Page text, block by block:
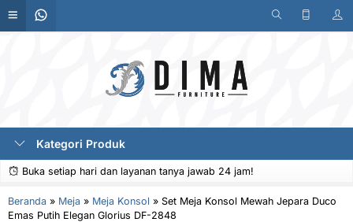
Kategori Produk
Buka setiap hari dan layanan tanya jawab 24 jam!
Beranda » Meja » Meja Konsol » Set Meja Konsol Mewah Jepara Duco
Emas Putih Elegan Glorius DF-2848